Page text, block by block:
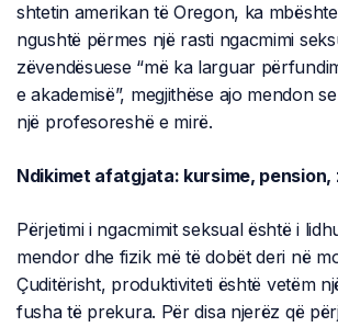
shtetin amerikan të Oregon, ka
ngushtë përmes një rasti ngacmimi
zëvendësuese “më ka larguar
e akademisë”, megjithëse ajo mendon
një profesoreshë e mirë.
Ndikimet afatgjata: kursime, pension,
Përjetimi i ngacmimit seksual është i
mendor dhe fizik më të dobët deri në
Çuditërisht, produktiviteti është vetëm
fusha të prekura. Për disa njerëz që